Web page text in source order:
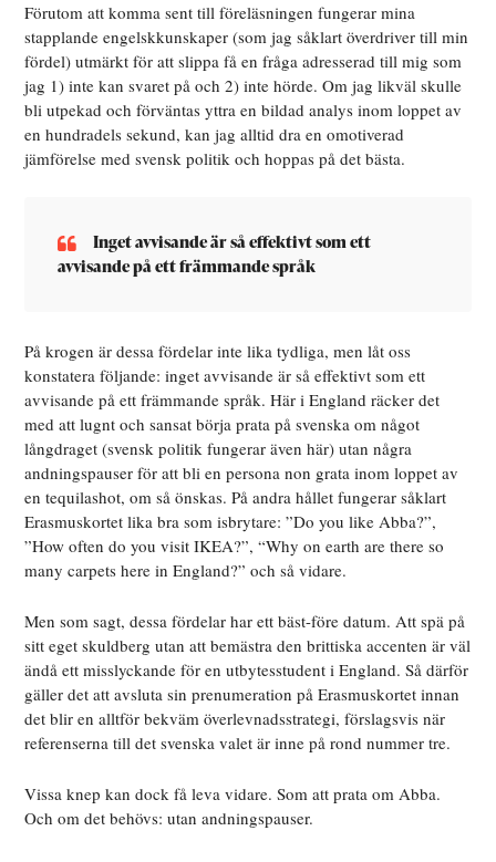
Förutom att komma sent till föreläsningen fungerar mina
stapplande engelskkunskaper (som jag såklart överdriver till min
fördel) utmärkt för att slippa få en fråga adresserad till mig som
jag 1) inte kan svaret på och 2) inte hörde. Om jag likväl skulle
bli utpekad och förväntas yttra en bildad analys inom loppet av
en hundradels sekund, kan jag alltid dra en omotiverad
jämförelse med svensk politik och hoppas på det bästa.
Inget avvisande är så effektivt som ett
avvisande på ett främmande språk
På krogen är dessa fördelar inte lika tydliga, men låt oss
konstatera följande: inget avvisande är så effektivt som ett
avvisande på ett främmande språk. Här i England räcker det
med att lugnt och sansat börja prata på svenska om något
långdraget (svensk politik fungerar även här) utan några
andningspauser för att bli en persona non grata inom loppet av
en tequilashot, om så önskas. På andra hållet fungerar såklart
Erasmuskortet lika bra som isbrytare: ”Do you like Abba?”,
”How often do you visit IKEA?”, “Why on earth are there so
many carpets here in England?” och så vidare.
Men som sagt, dessa fördelar har ett bäst-före datum. Att spä på
sitt eget skuldberg utan att bemästra den brittiska accenten är väl
ändå ett misslyckande för en utbytesstudent i England. Så därför
gäller det att avsluta sin prenumeration på Erasmuskortet innan
det blir en alltför bekväm överlevnadsstrategi, förslagsvis när
referenserna till det svenska valet är inne på rond nummer tre.
Vissa knep kan dock få leva vidare. Som att prata om Abba.
Och om det behövs: utan andningspauser.